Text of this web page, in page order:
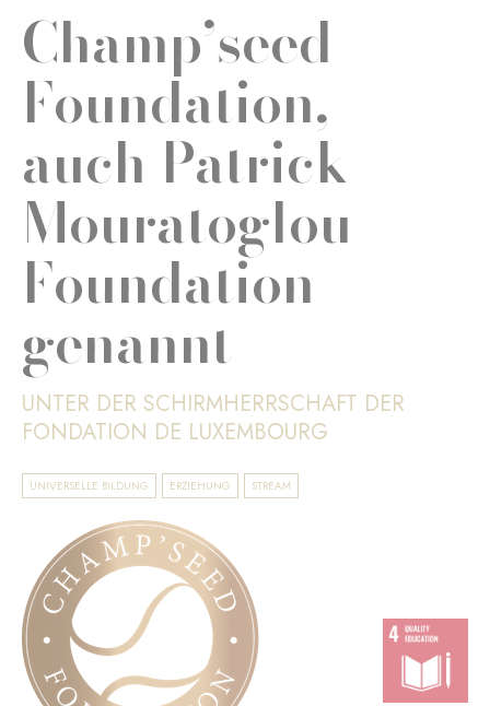
Champ’seed
Foundation,
auch Patrick
Mouratoglou
Foundation
genannt
UNTER DER SCHIRMHERRSCHAFT DER
FONDATION DE LUXEMBOURG
UNIVERSELLE BILDUNG ERZIEHUNG STREAM